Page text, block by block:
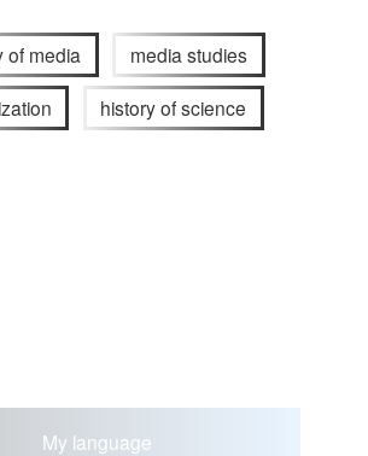
of media media studies
history of science
My language